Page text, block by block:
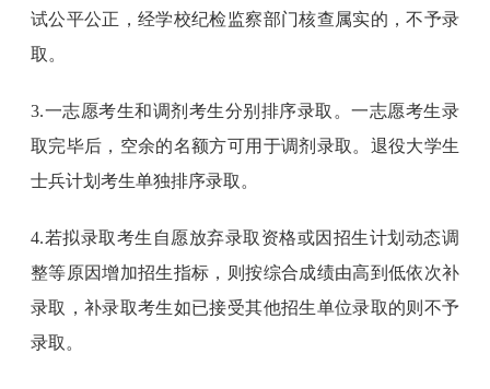
试公平公正，经学校纪检监察部门核查属实的，不予录
取。
3.一志愿考生和调剂考生分别排序录取。一志愿考生录
取完毕后，空余的名额方可用于调剂录取。退役大学生
士兵计划考生单独排序录取。
4.若拟录取考生自愿放弃录取资格或因招生计划动态调
整等原因增加招生指标，则按综合成绩由高到低依次补
录取，补录取考生如已接受其他招生单位录取的则不予
录取。